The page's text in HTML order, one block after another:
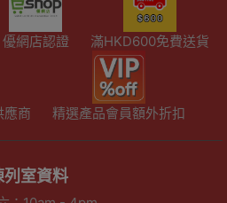
優網店認證 滿HKD600免費送貨
應商 精選產品會員額外折扣
列室資料